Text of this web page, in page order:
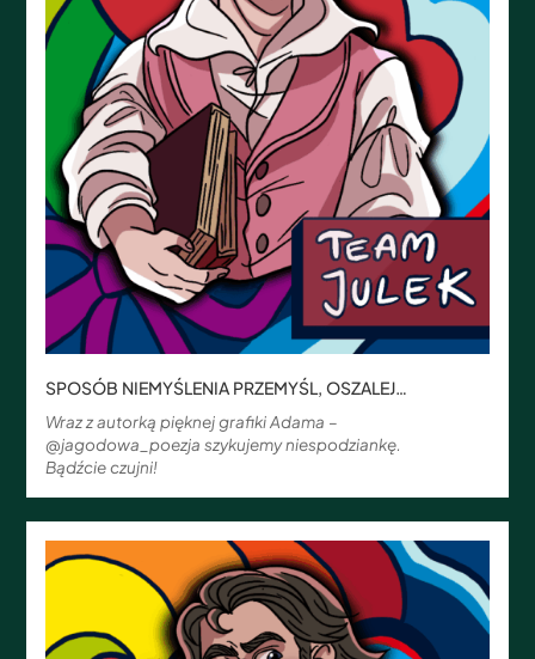
SPOSÓB NIEMYŚLENIA PRZEMYŚL, OSZALEJ…
Wraz z autorką pięknej grafiki Adama –
@jagodowa_poezja szykujemy niespodziankę.
Bądźcie czujni!